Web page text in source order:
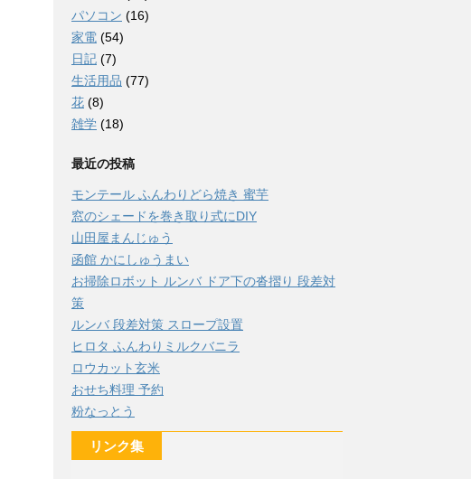
パソコン (16)
家電 (54)
日記 (7)
生活用品 (77)
花 (8)
雑学 (18)
最近の投稿
モンテール ふんわりどら焼き 蜜芋
窓のシェードを巻き取り式にDIY
山田屋まんじゅう
函館 かにしゅうまい
お掃除ロボット ルンバ ドア下の沓摺り 段差対
策
ルンバ 段差対策 スロープ設置
ヒロタ ふんわりミルクバニラ
ロウカット玄米
おせち料理 予約
粉なっとう
リンク集